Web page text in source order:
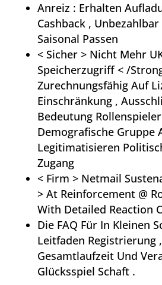
Anreiz : Erhalten
Cashback ,
Saisonal Passen
< Sicher > Nicht Mehr
Speicherzugriff < /
Zurechnungsfähig Auf
Einschränkung ,
Bedeutung Rollenspieler
Demografische Gruppe
Legitimatisieren
Zugang
< Firm > Netmail
> At Reinforcement @
With Detailed Reaction
Die FAQ Für In Kleinen
Leitfaden Registrierung
Gesamtlaufzeit Und
Glücksspiel Schaft .